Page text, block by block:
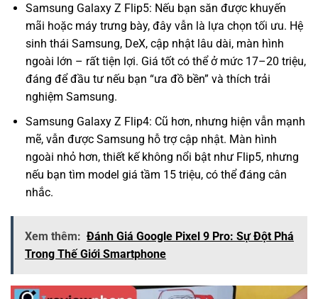
Samsung Galaxy Z Flip5: Nếu bạn săn được khuyến
mãi hoặc máy trưng bày, đây vẫn là lựa chọn tối ưu. Hệ
sinh thái Samsung, DeX, cập nhật lâu dài, màn hình
ngoài lớn – rất tiện lợi. Giá tốt có thể ở mức 17–20 triệu,
đáng để đầu tư nếu bạn “ưa đồ bền” và thích trải
nghiệm Samsung.
Samsung Galaxy Z Flip4: Cũ hơn, nhưng hiện vẫn mạnh
mẽ, vẫn được Samsung hỗ trợ cập nhật. Màn hình
ngoài nhỏ hơn, thiết kế không nổi bật như Flip5, nhưng
nếu bạn tìm model giá tầm 15 triệu, có thể đáng cân
nhắc.
Xem thêm: Đánh Giá Google Pixel 9 Pro: Sự Đột Phá
Trong Thế Giới Smartphone